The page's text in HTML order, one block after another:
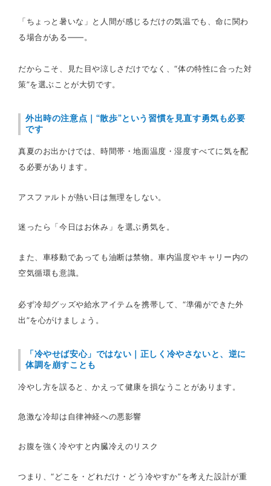
「ちょっと暑いな」と人間が感じるだけの気温でも、命に関わ
る場合がある――。
だからこそ、見た目や涼しさだけでなく、“体の特性に合った対
策”を選ぶことが大切です。
外出時の注意点｜“散歩”という習慣を見直す勇気も必要
です
真夏のお出かけでは、時間帯・地面温度・湿度すべてに気を配
る必要があります。
アスファルトが熱い日は無理をしない。
迷ったら「今日はお休み」を選ぶ勇気を。
また、車移動であっても油断は禁物。車内温度やキャリー内の
空気循環も意識。
必ず冷却グッズや給水アイテムを携帯して、“準備ができた外
出”を心がけましょう。
「冷やせば安心」ではない｜正しく冷やさないと、逆に
体調を崩すことも
冷やし方を誤ると、かえって健康を損なうことがあります。
急激な冷却は自律神経への悪影響
お腹を強く冷やすと内臓冷えのリスク
つまり、“どこを・どれだけ・どう冷やすか”を考えた設計が重